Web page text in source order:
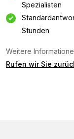
Spezialisten
Stunden
Weitere
Rufen wir Sie